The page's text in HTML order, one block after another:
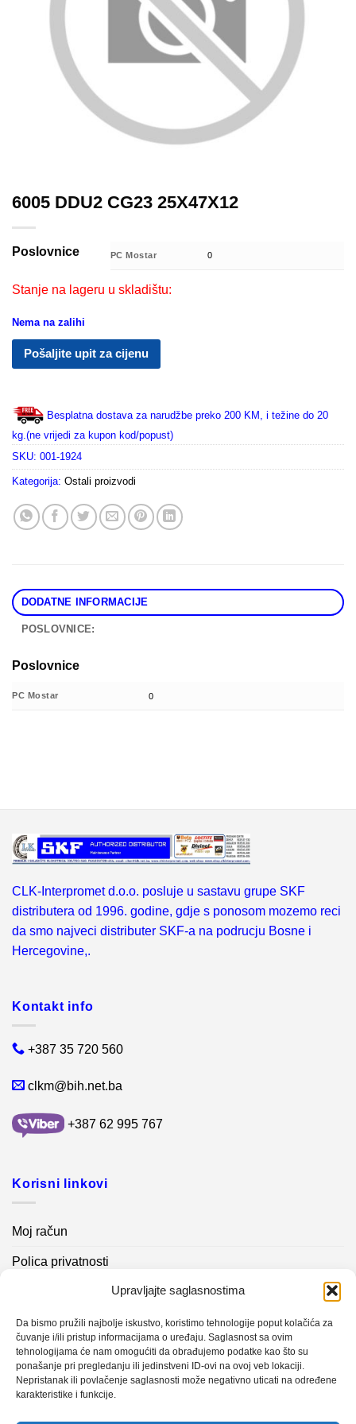
Upravljajte saglasnostima
Da bismo pružili najbolje iskustvo, koristimo tehnologije poput kolačića za
čuvanje i/ili pristup informacijama o uređaju. Saglasnost sa ovim
tehnologijama će nam omogućiti da obrađujemo podatke kao što su
ponašanje pri pregledanju ili jedinstveni ID-ovi na ovoj veb lokaciji.
Nepristanak ili povlačenje saglasnosti može negativno uticati na određene
karakteristike i funkcije.
6005 DDU2 CG23 25X47X12
Poslovnice PC Mostar 0
Stanje na lageru u skladištu:
Nema na zalihi
Pošaljite upit za cijenu
Besplatna dostava za narudžbe preko 200 KM, i težine do 20
kg.(ne vrijedi za kupon kod/popust)
SKU: 001-1924
Kategorija: Ostali proizvodi
DODATNE INFORMACIJE
POSLOVNICE:
Poslovnice
PC Mostar 0
CLK-Interpromet d.o.o. posluje u sastavu grupe SKF
distributera od 1996. godine, gdje s ponosom mozemo reci
da smo najveci distributer SKF-a na podrucju Bosne i
Hercegovine,.
Kontakt info
+387 35 720 560
clkm@bih.net.ba
+387 62 995 767
Korisni linkovi
Moj račun
Polica privatnosti
Kontakt info
Novosti